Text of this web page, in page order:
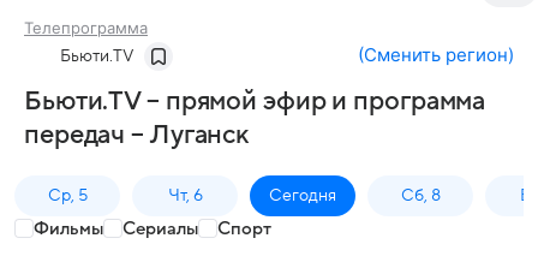
Телепрограмма
Бьюти.TV (Сменить регион)
Бьюти.TV – прямой эфир и программа
передач – Луганск
Ср, 5 Чт, 6 Сегодня Сб, 8
Фильмы Сериалы Спорт